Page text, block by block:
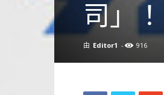
司」
由 Editor1 - 916